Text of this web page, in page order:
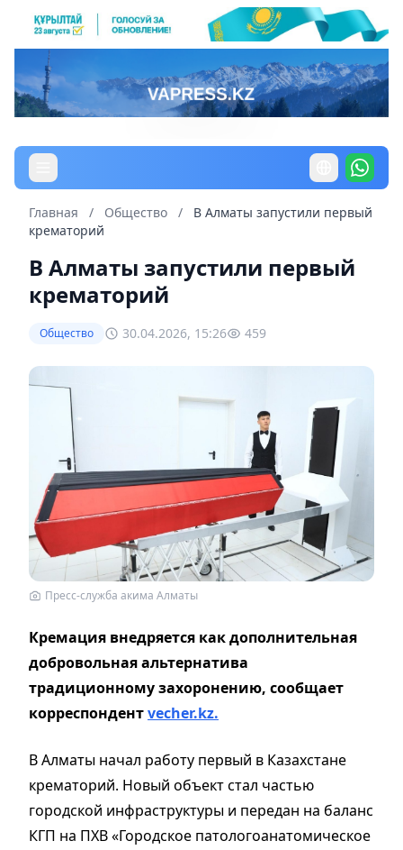
Главная / Общество /
В Алматы запустили первый
крематорий
В Алматы запустили первый
крематорий
Общество 30.04.2026, 15:26 459
Пресс-служба акима Алматы
Кремация внедряется как дополнительная
добровольная альтернатива
традиционному захоронению, сообщает
корреспондентvecher.kz.
В Алматы начал работу первый в Казахстане
крематорий. Новый объект стал частью
городской инфраструктуры и передан на баланс
КГП на ПХВ «Городское патологоанатомическое